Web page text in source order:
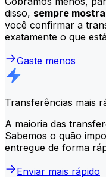
disso, sempre
você confirmar a
exatamente o que
Gaste menos
Transferências mais
A maioria das
Sabemos o quão
entregue de forma
Enviar mais rápido